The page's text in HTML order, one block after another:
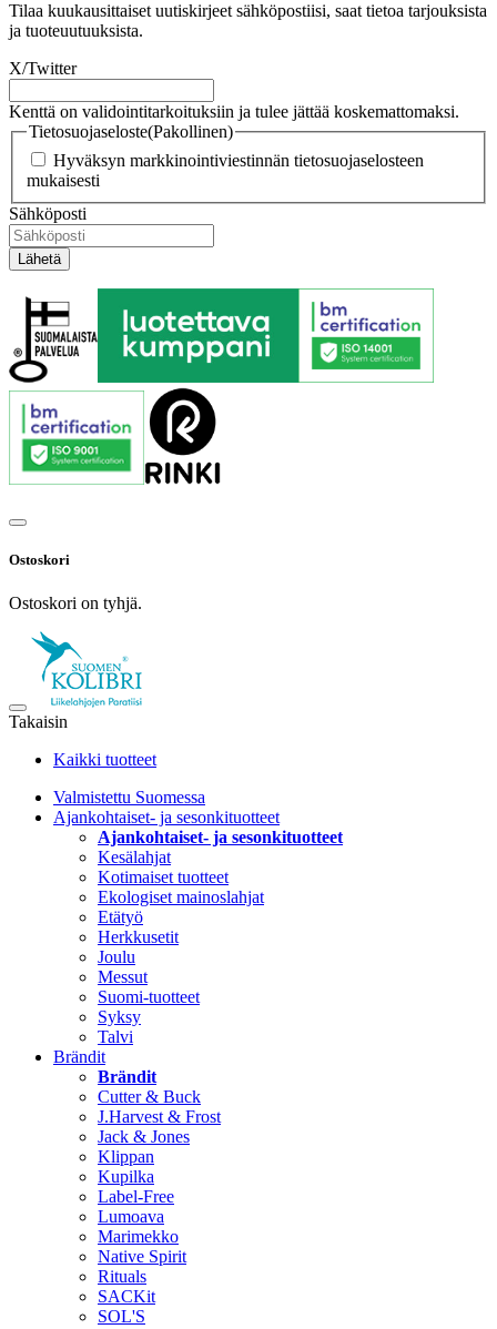
Tilaa kuukausittaiset uutiskirjeet sähköpostiisi, saat tietoa tarjouksista
ja tuoteuutuuksista.
X/Twitter
Kenttä on validointitarkoituksiin ja tulee jättää koskemattomaksi.
Tietosuojaseloste(Pakollinen)
Hyväksyn markkinointiviestinnän tietosuojaselosteen
mukaisesti
Sähköposti
Ostoskori
Ostoskori on tyhjä.
Takaisin
Kaikki tuotteet
Valmistettu Suomessa
Ajankohtaiset- ja sesonkituotteet
Ajankohtaiset- ja sesonkituotteet
Kesälahjat
Kotimaiset tuotteet
Ekologiset mainoslahjat
Etätyö
Herkkusetit
Joulu
Messut
Suomi-tuotteet
Syksy
Talvi
Brändit
Brändit
Cutter & Buck
J.Harvest & Frost
Jack & Jones
Klippan
Kupilka
Label-Free
Lumoava
Marimekko
Native Spirit
Rituals
SACKit
SOL'S